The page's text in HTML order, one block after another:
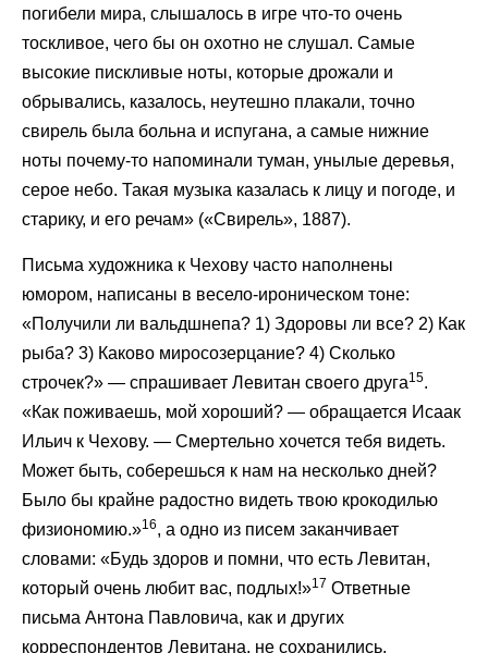
погибели мира, слышалось в игре что-то очень
тоскливое, чего бы он охотно не слушал. Самые
высокие пискливые ноты, которые дрожали и
обрывались, казалось, неутешно плакали, точно
свирель была больна и испугана, а самые нижние
ноты почему-то напоминали туман, унылые деревья,
серое небо. Такая музыка казалась к лицу и погоде, и
старику, и его речам» («Свирель», 1887).
Письма художника к Чехову часто наполнены
юмором, написаны в весело-ироническом тоне:
«Получили ли вальдшнепа? 1) Здоровы ли все? 2) Как
рыба? 3) Каково миросозерцание? 4) Сколько
строчек?» — спрашивает Левитан своего друга15.
«Как поживаешь, мой хороший? — обращается Исаак
Ильич к Чехову. — Смертельно хочется тебя видеть.
Может быть, соберешься к нам на несколько дней?
Было бы крайне радостно видеть твою крокодилью
физиономию.»16, а одно из писем заканчивает
словами: «Будь здоров и помни, что есть Левитан,
который очень любит вас, подлых!»17 Ответные
письма Антона Павловича, как и других
корреспондентов Левитана, не сохранились.